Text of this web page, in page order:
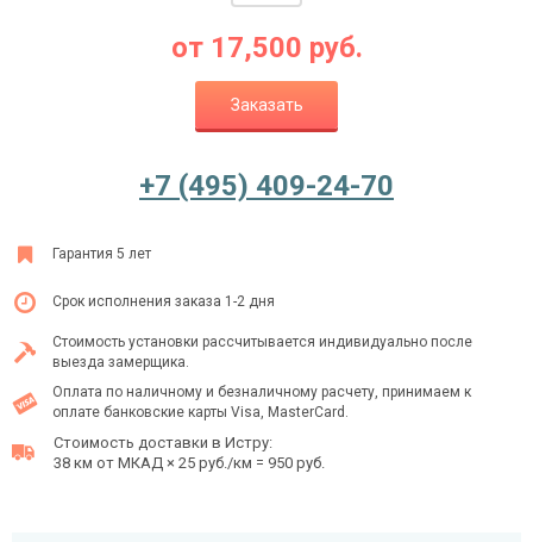
Ежедневно с 08:00 до 24:00
+7 (495) 409-24-70
от 17,500 руб.
Заказать
+7 (495) 409-24-70
Гарантия 5 лет
Срок исполнения заказа 1-2 дня
Стоимость установки рассчитывается индивидуально после
выезда замерщика.
Оплата по наличному и безналичному расчету, принимаем к
оплате банковские карты Visa, MasterCard.
Стоимость доставки в Истру:
38 км от МКАД × 25 руб./км = 950 руб.